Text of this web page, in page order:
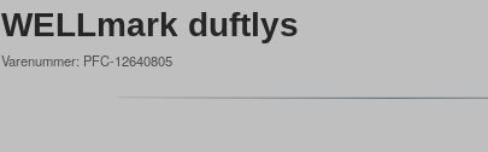
WELLmark duftlys
Varenummer: PFC-12640805